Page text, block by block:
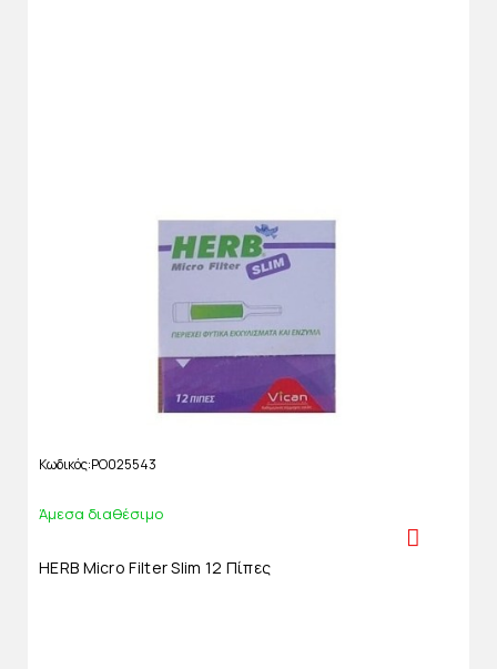
Κωδικός PO025543
Άμεσα διαθέσιμο
HERB Micro Filter Slim 12 Πίπες